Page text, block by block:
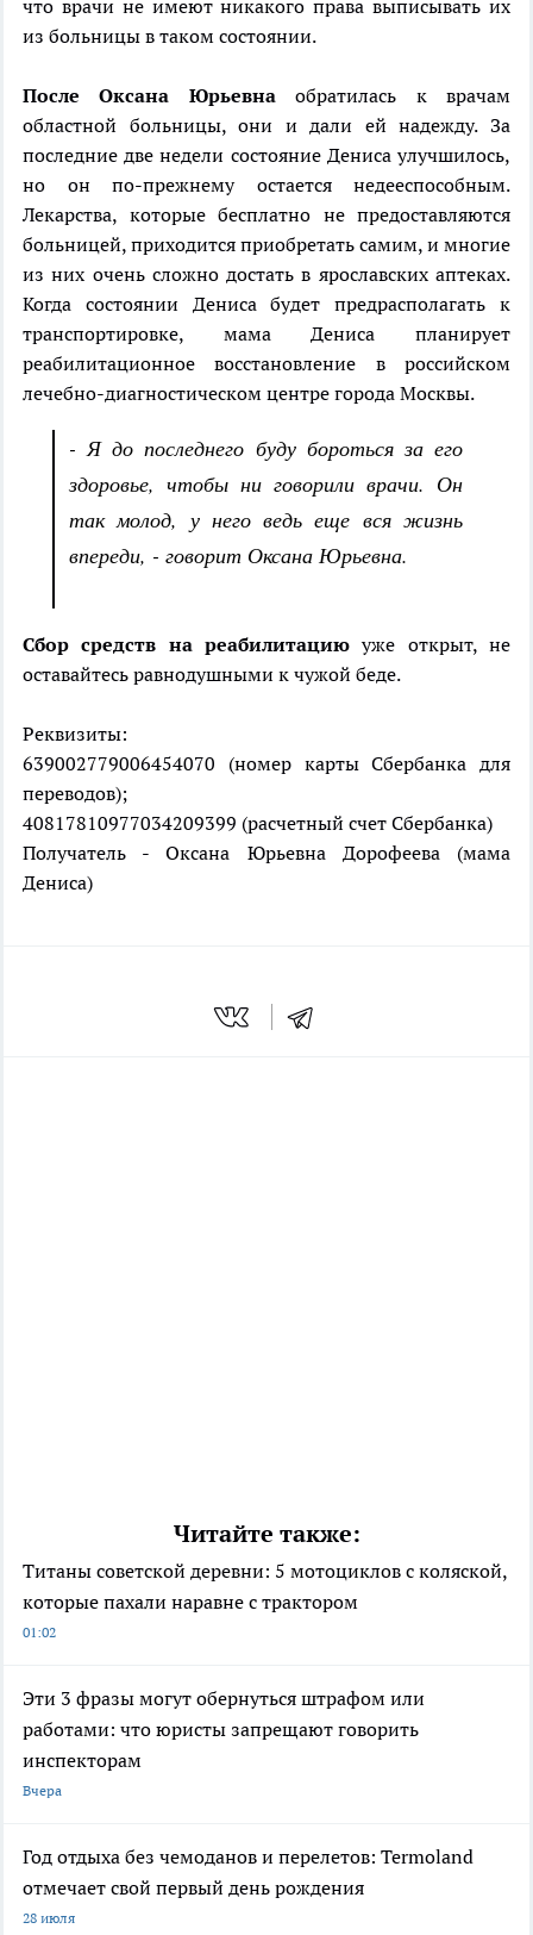
что врачи не имеют никакого права выписывать их
из больницы в таком состоянии.
После Оксана Юрьевнаобратилась к врачам
областной больницы, они и дали ей надежду. За
последние две недели состояние Дениса улучшилось,
но он по-прежнему остается недееспособным.
Лекарства, которые бесплатно не предоставляются
больницей, приходится приобретать самим, и многие
из них очень сложно достать в ярославских аптеках.
Когда состоянии Дениса будет предрасполагать к
транспортировке, мама Дениса планирует
реабилитационное восстановление в российском
лечебно-диагностическом центре города Москвы.
- Я до последнего буду бороться за его
здоровье, чтобы ни говорили врачи. Он
так молод, у него ведь еще вся жизнь
впереди, - говорит Оксана Юрьевна.
Сбор средств на реабилитацию уже открыт, не
оставайтесь равнодушными к чужой беде.
Реквизиты:
639002779006454070 (номер карты Сбербанка для
переводов);
40817810977034209399 (расчетный счет Сбербанка)
Получатель - Оксана Юрьевна Дорофеева (мама
Дениса)
Читайте также:
Титаны советской деревни: 5 мотоциклов с коляской,
которые пахали наравне с трактором
01:02
Эти 3 фразы могут обернуться штрафом или
работами: что юристы запрещают говорить
инспекторам
Вчера
Год отдыха без чемоданов и перелетов: Termoland
отмечает свой первый день рождения
28 июля